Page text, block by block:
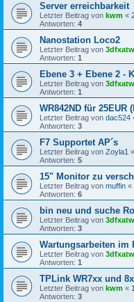
Server erreichbarkeit
Letzter Beitrag von kwm «
Antworten: 4
Nanostation Loco2
Letzter Beitrag von
Antworten: 1
Ebene 3 + Ebene 2 -
Letzter Beitrag von
Antworten: 1
WR842ND für 25EUR
Letzter Beitrag von dac524
Antworten: 3
F7 Supportet AP´s
Letzter Beitrag von Zoyla1 «
Antworten: 5
15" Monitor zu
Letzter Beitrag von muffin «
Antworten: 6
bin neu und suche
Letzter Beitrag von
Antworten: 3
Wartungsarbeiten im
Letzter Beitrag von
Antworten: 1
TPLink WR7xx und
Letzter Beitrag von kwm «
Antworten: 3